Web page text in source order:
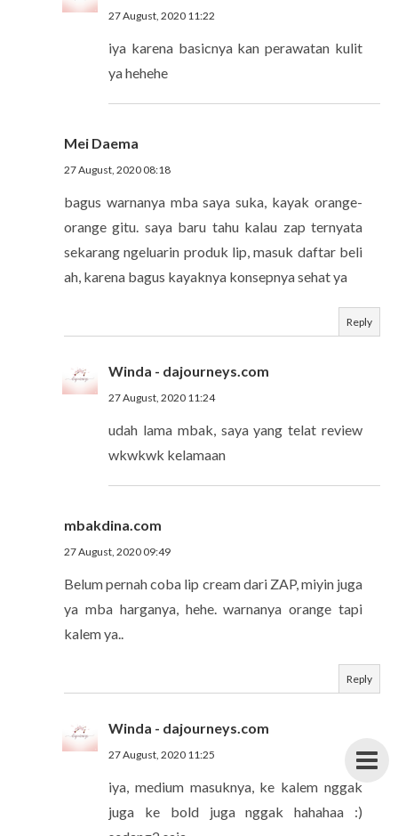
27 August, 2020 11:22
iya karena basicnya kan perawatan kulit
ya hehehe
Mei Daema
27 August, 2020 08:18
bagus warnanya mba saya suka, kayak orange-
orange gitu. saya baru tahu kalau zap ternyata
sekarang ngeluarin produk lip, masuk daftar beli
ah, karena bagus kayaknya konsepnya sehat ya
Reply
Winda - dajourneys.com
27 August, 2020 11:24
udah lama mbak, saya yang telat review
wkwkwk kelamaan
mbakdina.com
27 August, 2020 09:49
Belum pernah coba lip cream dari ZAP, miyin juga
ya mba harganya, hehe. warnanya orange tapi
kalem ya..
Reply
Winda - dajourneys.com
27 August, 2020 11:25
iya, medium masuknya, ke kalem nggak
juga ke bold juga nggak hahahaa :)